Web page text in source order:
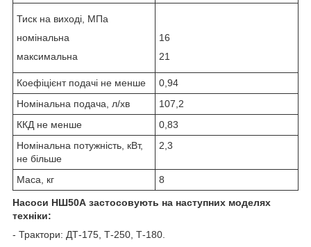
Тиск на виході, МПа
номінальна
максимальна
16
21
Коефіцієнт подачі не менше
0,94
Номінальна подача, л/хв
107,2
ККД не менше
0,83
Номінальна потужність, кВт,
не більше
2,3
Маса, кг 8
Насоси НШ50А застосовують на наступних моделях
техніки:
- Трактори: ДТ-175, Т-250, Т-180.